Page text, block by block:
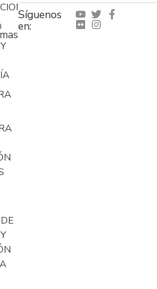
Síguenos
en: